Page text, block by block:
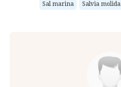
Sal marina Salvia molida